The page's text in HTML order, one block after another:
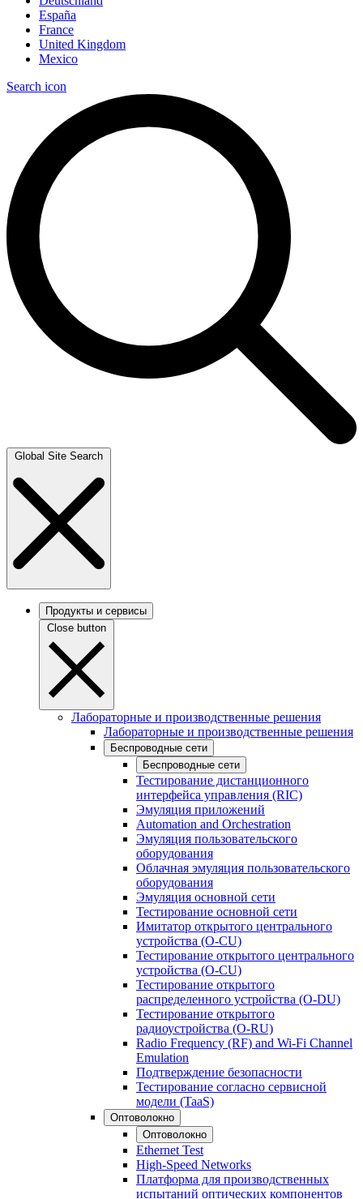
España
France
United Kingdom
Mexico
Search icon
Global Site Search
Продукты и сервисы
Close button
Лабораторные и производственные решения
Лабораторные и производственные решения
Беспроводные сети
Беспроводные сети
Тестирование дистанционного
интерфейса управления (RIC)
Эмуляция приложений
Automation and Orchestration
Эмуляция пользовательского
оборудования
Облачная эмуляция пользовательского
оборудования
Эмуляция основной сети
Тестирование основной сети
Имитатор открытого центрального
устройства (O-CU)
Тестирование открытого центрального
устройства (O-CU)
Тестирование открытого
распределенного устройства (O-DU)
Тестирование открытого
радиоустройства (O-RU)
Radio Frequency (RF) and Wi-Fi Channel
Emulation
Подтверждение безопасности
Тестирование согласно сервисной
модели (TaaS)
Оптоволокно
Оптоволокно
Ethernet Test
High-Speed Networks
Платформа для производственных
испытаний оптических компонентов